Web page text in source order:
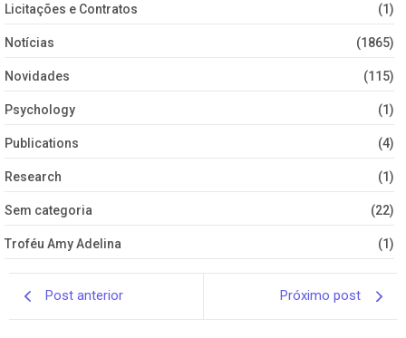
Licitações e Contratos (1)
Notícias (1865)
Novidades (115)
Psychology (1)
Publications (4)
Research (1)
Sem categoria (22)
Troféu Amy Adelina (1)
Post anterior Próximo post